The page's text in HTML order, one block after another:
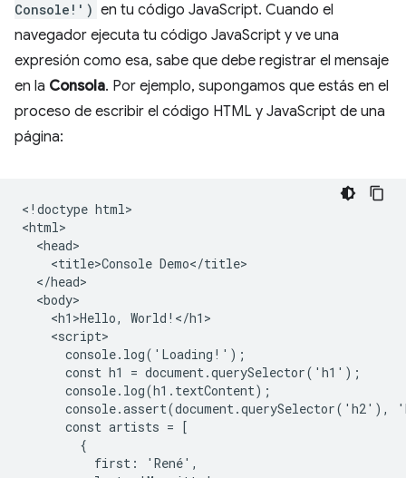
Console!') en tu código JavaScript. Cuando el
navegador ejecuta tu código JavaScript y ve una
expresión como esa, sabe que debe registrar el mensaje
en la Consola. Por ejemplo, supongamos que estás en el
proceso de escribir el código HTML y JavaScript de una
página:
<!doctype html>
<html>
<head>
<title>Console Demo</title>
</head>
<body>
<h1>Hello, World!</h1>
<script>
console.log('Loading!');
const h1 = document.querySelector('h1');
console.log(h1.textContent);
console.assert(document.querySelector('h2'),
const artists = [
{
first: 'René',